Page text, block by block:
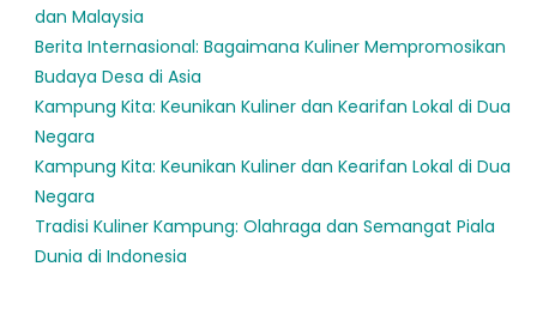
dan Malaysia
Berita Internasional: Bagaimana Kuliner Mempromosikan
Budaya Desa di Asia
Kampung Kita: Keunikan Kuliner dan Kearifan Lokal di Dua
Negara
Kampung Kita: Keunikan Kuliner dan Kearifan Lokal di Dua
Negara
Tradisi Kuliner Kampung: Olahraga dan Semangat Piala
Dunia di Indonesia